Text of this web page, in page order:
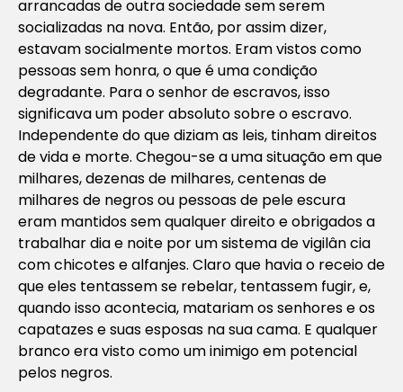
arrancadas de outra sociedade sem serem
socializadas na nova. Então, por assim dizer,
estavam socialmente mortos. Eram vistos como
pessoas sem honra, o que é uma condição
degradante. Para o senhor de escravos, isso
significava um poder absoluto sobre o escravo.
Independente do que diziam as leis, tinham direitos
de vida e morte. Chegou-se a uma situação em que
milhares, dezenas de milhares, centenas de
milhares de negros ou pessoas de pele escura
eram mantidos sem qualquer direito e obrigados a
trabalhar dia e noite por um sistema de vigilân cia
com chicotes e alfanjes. Claro que havia o receio de
que eles tentassem se rebelar, tentassem fugir, e,
quando isso acontecia, matariam os senhores e os
capatazes e suas esposas na sua cama. E qualquer
branco era visto como um inimigo em potencial
pelos negros.